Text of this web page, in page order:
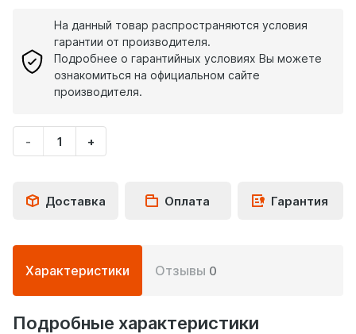
На данный товар распространяются условия
гарантии от производителя.
Подробнее о гарантийных условиях Вы можете
ознакомиться на официальном сайте
производителя.
-
Укажите
количество
+
Доставка Оплата Гарантия
Подробная
информация
о
товаре
Характеристики Отзывы 0
Подробные характеристики